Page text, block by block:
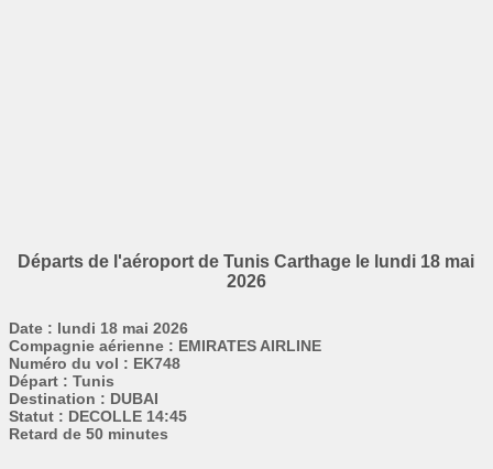
Départs de l'aéroport de Tunis Carthage le lundi 18 mai
2026
Date : lundi 18 mai 2026
Compagnie aérienne : EMIRATES AIRLINE
Numéro du vol : EK748
Départ : Tunis
Destination : DUBAI
Statut : DECOLLE 14:45
Retard de 50 minutes